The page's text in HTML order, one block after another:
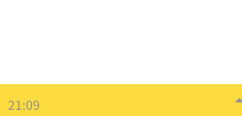
21:09